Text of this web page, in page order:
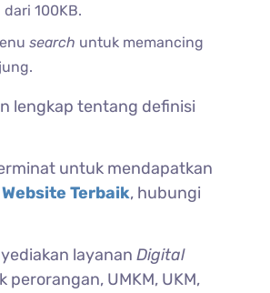
100KB.
search untuk memancing
lengkap tentang definisi
untuk mendapatkan
Terbaik, hubungi
layananDigital
perorangan, UMKM, UKM,